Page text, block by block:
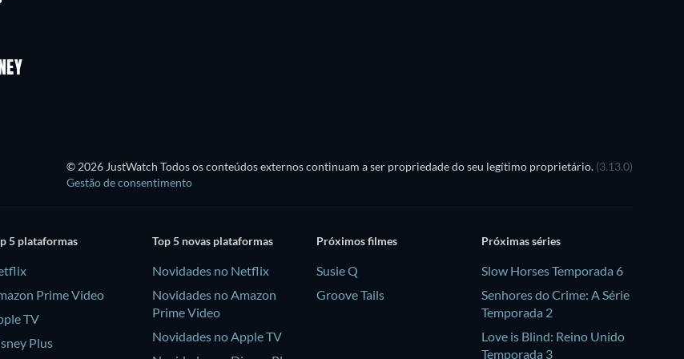
© 2026 JustWatch Todos os conteúdos externos continuam a ser propriedade do seu legítimo proprietário. (3.13.0)
Gestão de consentimento
5 plataformas
Prime Video
TV
Plus
Top 5 novas plataformas
Novidades no Netflix
Novidades no Amazon
Prime Video
Novidades no Apple TV
Próximos filmes
Susie Q
Groove Tails
Próximas séries
Slow Horses Temporada 6
Senhores do Crime: A Série
Temporada 2
Love is Blind: Reino Unido
Temporada 3